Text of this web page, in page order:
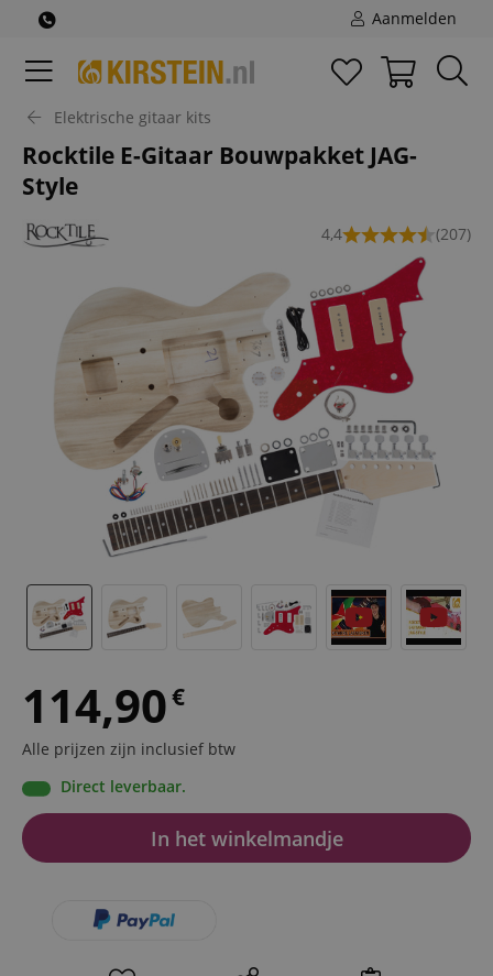
Aanmelden
Elektrische gitaar kits
Rocktile E-Gitaar Bouwpakket JAG-
Style
4,4 (207)
114,90€
Alle prijzen zijn inclusief btw
Direct leverbaar.
In het winkelmandje